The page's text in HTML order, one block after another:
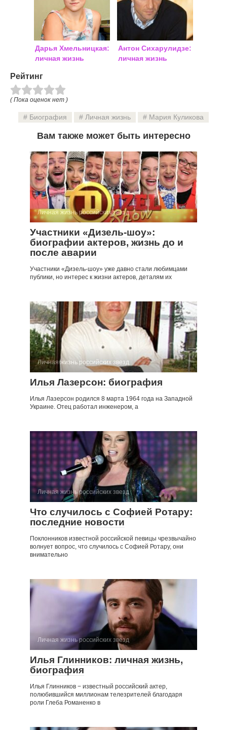
Дарья Хмельницкая:
личная жизнь
Антон Сихарулидзе:
личная жизнь
Рейтинг
( Пока оценок нет )
Биография Личная жизнь Мария Куликова
Вам также может быть интересно
Личная жизнь российских звезд
Участники «Дизель-шоу»:
биографии актеров, жизнь до и
после аварии
Участники «Дизель-шоу» уже давно стали любимцами
публики, но интерес к жизни актеров, деталям их
Личная жизнь российских звезд
Илья Лазерсон: биография
Илья Лазерсон родился 8 марта 1964 года на Западной
Украине. Отец работал инженером, а
Личная жизнь российских звезд
Что случилось с Софией Ротару:
последние новости
Поклонников известной российской певицы чрезвычайно
волнует вопрос, что случилось с Софией Ротару, они
внимательно
Личная жизнь российских звезд
Илья Глинников: личная жизнь,
биография
Илья Глинников − известный российский актер,
полюбившийся миллионам телезрителей благодаря
роли Глеба Романенко в